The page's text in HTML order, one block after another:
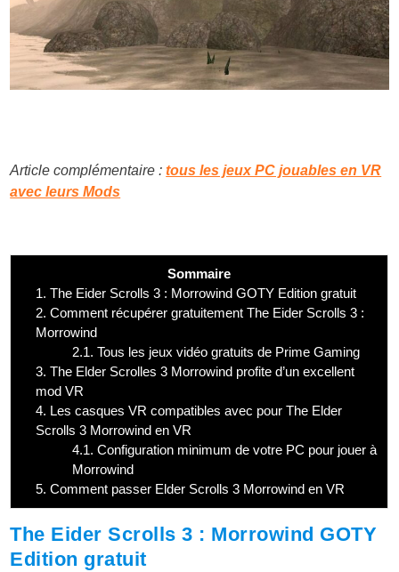
Article complémentaire :tous les jeux PC jouables en VR
avec leurs Mods
Sommaire
1. The Eider Scrolls 3 : Morrowind GOTY Edition gratuit
2. Comment récupérer gratuitement The Eider Scrolls 3 :
Morrowind
2.1. Tous les jeux vidéo gratuits de Prime Gaming
3. The Elder Scrolles 3 Morrowind profite d’un excellent
mod VR
4. Les casques VR compatibles avec pour The Elder
Scrolls 3 Morrowind en VR
4.1. Configuration minimum de votre PC pour jouer à
Morrowind
5. Comment passer Elder Scrolls 3 Morrowind en VR
The Eider Scrolls 3 : Morrowind GOTY
Edition gratuit